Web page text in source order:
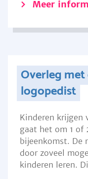
Meer
Overleg
logopedist
Kinderen krijgen
gaat het om 1 of
bijeenkomst. De
door zoveel
kinderen leren.